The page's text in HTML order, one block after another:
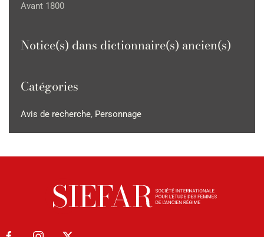
Avant 1800
Notice(s) dans dictionnaire(s) ancien(s)
Catégories
Avis de recherche, Personnage